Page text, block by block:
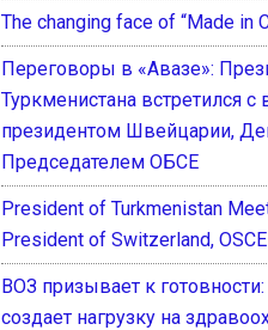
The changing face of “Made in
Переговоры в «Авазе»:
Туркменистана встретился с
президентом Швейцарии,
Председателем ОБСЕ
President of Turkmenistan
President of Switzerland,
ВОЗ призывает к
создает нагрузку на